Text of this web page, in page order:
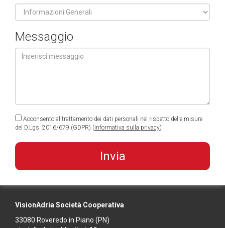
Messaggio
Acconsento al trattamento dei dati personali nel rispetto delle misure
del D.Lgs. 2016/679 (GDPR) (informativa sulla privacy)
VisionAdria Società Cooperativa
33080 Roveredo in Piano (PN)